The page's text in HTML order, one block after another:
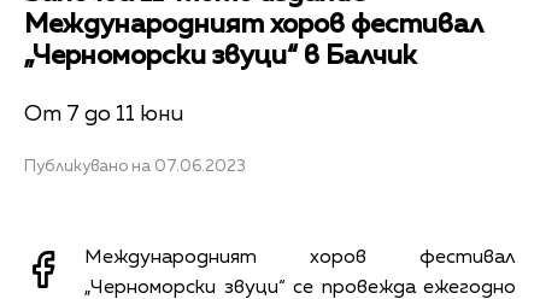
Международният хоров фестивал
„Черноморски звуци“ в Балчик
От 7 до 11 юни
Публикувано на 07.06.2023
Международният хоров фестивал
„Черноморски звуци“ се провежда ежегодно